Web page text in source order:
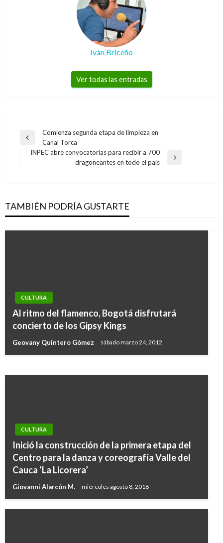
Iván Briceño
Ver todas las entradas
Navegación
Entrada
anterior
Comienza segunda etapa de limpieza en
Canal Torca
INPEC abre convocatorias para recibir a 700
dragoneantes en todo el país
TAMBIÉN PODRÍA GUSTARTE
CULTURA
Al ritmo del flamenco, Bogotá disfrutará
concierto de los Gipsy Kings
Geovany Quintero Gómez sábado marzo 24, 2012
Con gran éxito finalizó el Bogotá Fashion
CULTURA
Inició la construcción de la primera etapa del
Centro para la danza y coreografía Valle del
Cauca ‘La Licorera’
Giovanni Alarcón M. miércoles agosto 8, 2018